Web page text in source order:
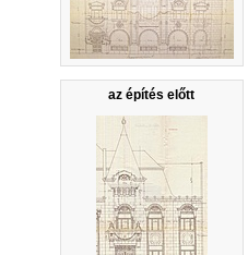
az építés előtt